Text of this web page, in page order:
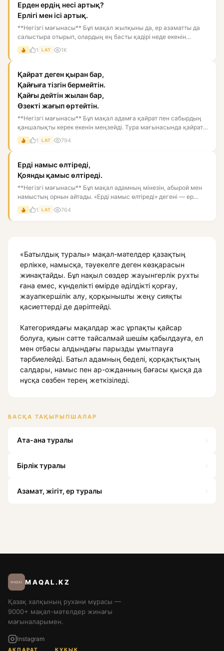
Ерден ердің несі артық?
Ерлігі мен ісі артық.
**Негізгі мағынасы** Бұл мақал жылқыны да, ер азаматты да
салыстыра отырып, олардың ең басты қадірі неде екенін
көрсетед...
1 LAT 1K
Қайрат деген қыран бар,
Қайғыға тізгін бермейтін.
Қайғы дейтін жылан бар,
Өзекті жағып өртейтін.
**Негізгі мағынасы** Бұл мақал адамға қайрат пен сабырдың
қаншалықты керек екенін меңзейді. Тура мағынасында қайрат
— қы...
1 LAT 794
Ерді намыс өлтіреді,
Қоянды қамыс өлтіреді.
**Негізгі мағынасы** Бұл мақал адамның мінезін, абырой мен
намыстың орнын айтады. «Ерді намыс өлтіреді» дегені — ер
жігі...
1 LAT 764
«Батылдық туралы» мақал-мәтелдер қазақтың
ерлікке, намысқа, тәуекелге деген көзқарасын
жинақтайды. Бұл нақыл сөздер жауынгерлік рухты
ғана емес, күнделікті өмірде әділдікті қорғау,
жауапкершілік алу, қорқынышты жеңу сияқты
қасиеттерді де дәріптейді.
Категориядағы мақалдар жас ұрпақты қайсар
болуға, қиын сәтте тайсалмай шешім қабылдауға, ел
мен отбасы алдындағы парызды ұмытпауға
тәрбиелейді. Батыл адамның беделі, қорқақтықтың
салдары, намыс пен ар-ожданның бағасы қысқа да
нұсқа сөзбен терең жеткізіледі.
БАСҚА ТАҚЫРЫПШАЛАР
Ата-ана туралы ›
Бірлік туралы ›
Азамат, жігіт, ер туралы ›
MAQAL.KZ
Қазақ халқының рухани мұрасы —
9000+ мақал-мәтелдер жинағы
мағыналарымен.
Instagram
АҚПАРАТ ҚҰҚЫҚ